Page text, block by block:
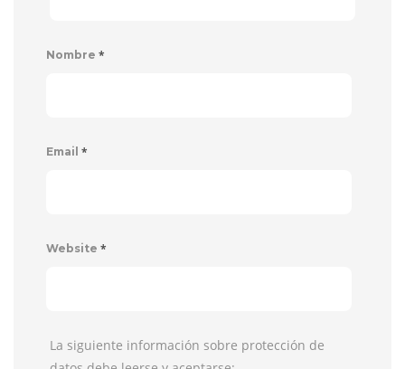
Nombre *
Email *
Website *
La siguiente información sobre protección de